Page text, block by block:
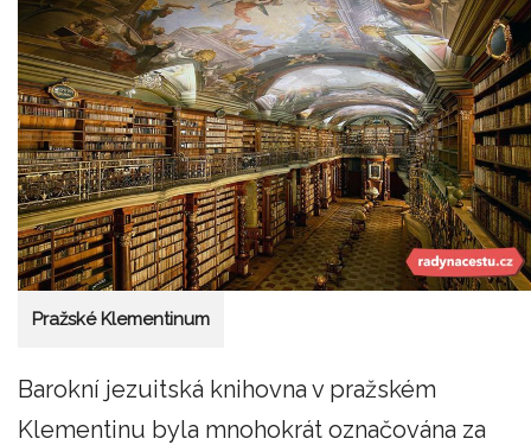
Pražské Klementinum
Barokní jezuitská knihovna v pražském
Klementinu byla mnohokrát označována za